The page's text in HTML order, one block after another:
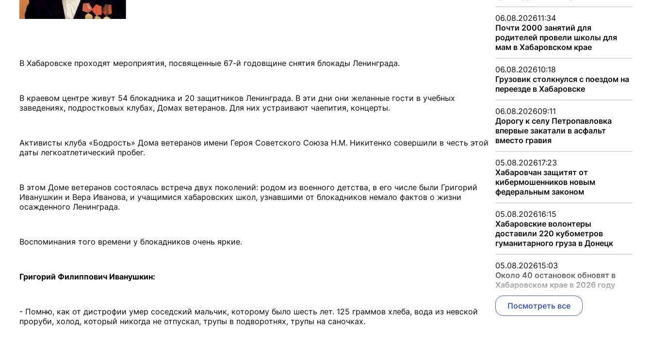
В Хабаровске проходят мероприятия, посвященные 67-й годовщине снятия блокады Ленинграда.
В краевом центре живут 54 блокадника и 20 защитников Ленинграда. В эти дни они желанные гости в учебных
заведениях, подростковых клубах, Домах ветеранов. Для них устраивают чаепития, концерты.
Активисты клуба «Бодрость» Дома ветеранов имени Героя Советского Союза Н.М. Никитенко совершили в честь этой
даты легкоатлетический пробег.
В этом Доме ветеранов состоялась встреча двух поколений: родом из военного детства, в его числе были Григорий
Иванушкин и Вера Иванова, и учащимися хабаровских школ, узнавшими от блокадников немало фактов о жизни
осажденного Ленинграда.
Воспоминания того времени у блокадников очень яркие.
Григорий Филиппович Иванушкин:
- Помню, как от дистрофии умер соседский мальчик, которому было шесть лет. 125 граммов хлеба, вода из невской
проруби, холод, который никогда не отпускал, трупы в подворотнях, трупы на саночках.
06.08.202611:34
Почти 2000 занятий для
родителей провели школы для
мам в Хабаровском крае
06.08.202610:18
Грузовик столкнулся с поездом на
переезде в Хабаровске
06.08.202609:11
Дорогу к селу Петропавловка
впервые закатали в асфальт
вместо гравия
05.08.202617:23
Хабаровчан защитят от
кибермошенников новым
федеральным законом
05.08.202616:15
Хабаровские волонтеры
доставили 220 кубометров
гуманитарного груза в Донецк
05.08.202615:03
Около 40 остановок обновят в
Хабаровском крае в 2026 году
Посмотреть все